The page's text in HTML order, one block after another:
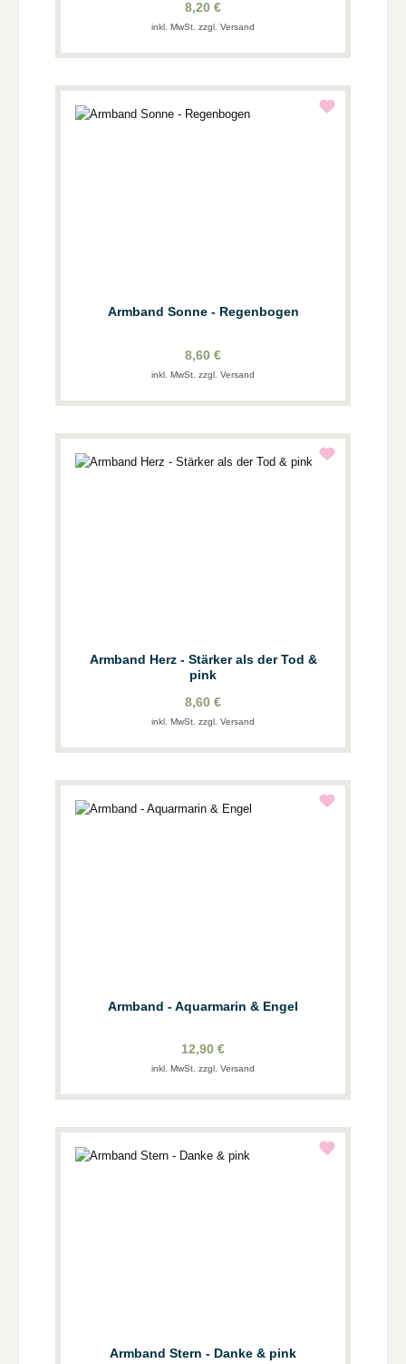
8,20 €
inkl. MwSt. zzgl. Versand
Armband Sonne - Regenbogen
8,60 €
inkl. MwSt. zzgl. Versand
Armband Herz - Stärker als der Tod &
pink
8,60 €
inkl. MwSt. zzgl. Versand
Armband - Aquarmarin & Engel
12,90 €
inkl. MwSt. zzgl. Versand
Armband Stern - Danke & pink